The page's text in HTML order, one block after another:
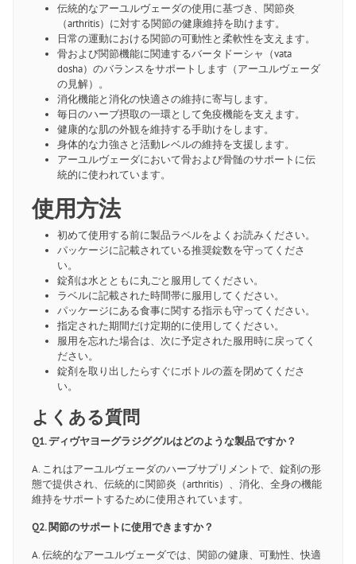
伝統的なアーユルヴェーダの使用に基づき、関節炎
（arthritis）に対する関節の健康維持を助けます。
日常の運動における関節の可動性と柔軟性を支えます。
骨および関節機能に関連するバータドーシャ（vata
dosha）のバランスをサポートします（アーユルヴェーダ
の見解）。
消化機能と消化の快適さの維持に寄与します。
毎日のハーブ摂取の一環として免疫機能を支えます。
健康的な肌の外観を維持する手助けをします。
身体的な力強さと活動レベルの維持を支援します。
アーユルヴェーダにおいて骨および骨髄のサポートに伝
統的に使われています。
使用方法
初めて使用する前に製品ラベルをよくお読みください。
パッケージに記載されている推奨錠数を守ってくださ
い。
錠剤は水とともに丸ごと服用してください。
ラベルに記載された時間帯に服用してください。
パッケージにある食事に関する指示も守ってください。
指定された期間だけ定期的に使用してください。
服用を忘れた場合は、次に予定された服用時に戻ってく
ださい。
錠剤を取り出したらすぐにボトルの蓋を閉めてくださ
い。
よくある質問
Q1. ディヴヤヨーグラジググルはどのような製品ですか？
A. これはアーユルヴェーダのハーブサプリメントで、錠剤の形
態で提供され、伝統的に関節炎（arthritis）、消化、全身の機能
維持をサポートするために使用されています。
Q2. 関節のサポートに使用できますか？
A. 伝統的なアーユルヴェーダでは、関節の健康、可動性、快適